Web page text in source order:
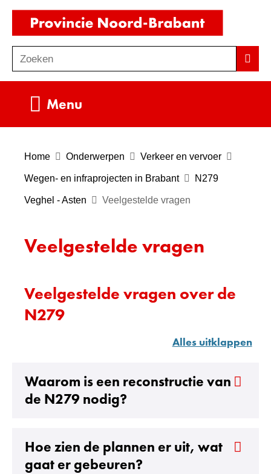
Ga
de
inhoud
o
e
Zoeken
Menu
Home Onderwerpen Verkeer en vervoer
Wegen- en infraprojecten in Brabant N279
Veghel - Asten Veelgestelde vragen
Veelgestelde vragen
Veelgestelde vragen over de
N279
Alles uitklappen
Waarom is een reconstructie van
de N279 nodig?
Hoe zien de plannen er uit, wat
gaat er gebeuren?